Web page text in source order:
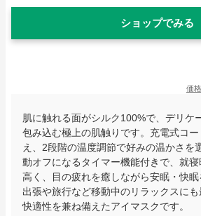
ショップでみる
価
肌に触れる面がシルク100%で、デリケ
包み込む極上の肌触りです。充電式コ
え、2段階の温度調節で好みの温かさを
動オフになるタイマー機能付きで、就
高く、目の疲れを癒しながら安眠・快眠
出張や旅行など移動中のリラックスに
快適性を兼ね備えたアイマスクです。